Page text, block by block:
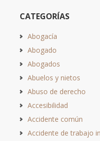
CATEGORÍAS
Abogacía
Abogado
Abogados
Abuelos y nietos
Abuso de derecho
Accesibilidad
Accidente común
Accidente de trabajo